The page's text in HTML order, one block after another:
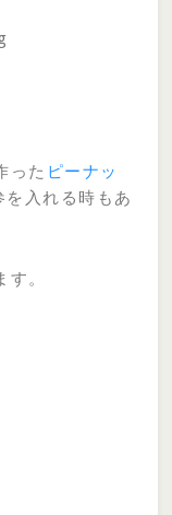
った ピーナッ
入れる時もあ
。